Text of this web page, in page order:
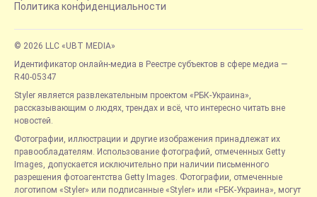
Политика конфиденциальности
© 2026 LLC «UBT MEDIA»
Идентификатор онлайн-медиа в Реестре субъектов в сфере медиа —
R40-05347
Styler является развлекательным проектом «РБК-Украина»,
рассказывающим о людях, трендах и всё, что интересно читать вне
новостей.
Фотографии, иллюстрации и другие изображения принадлежат их
правообладателям. Использование фотографий, отмеченных Getty
Images, допускается исключительно при наличии письменного
разрешения фотоагентства Getty Images. Фотографии, отмеченные
логотипом «Styler» или подписанные «Styler» или «РБК-Украина», могут